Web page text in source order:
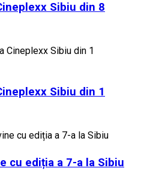
Sibiu din 8
Sibiu din 1
cu ediția a 7-a la Sibiu